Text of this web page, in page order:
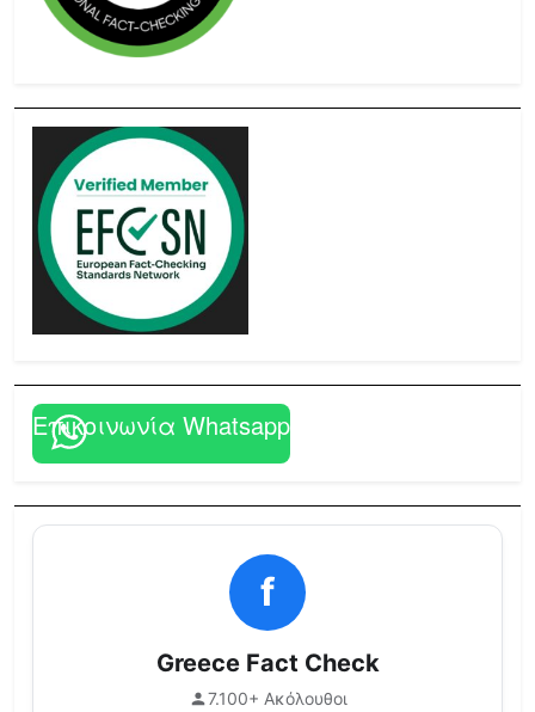
Επικοινωνία Whatsapp
f
Greece Fact Check
7.100+ Ακόλουθοι